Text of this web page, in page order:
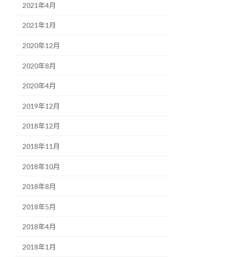
2021年4月
2021年1月
2020年12月
2020年8月
2020年4月
2019年12月
2018年12月
2018年11月
2018年10月
2018年8月
2018年5月
2018年4月
2018年1月